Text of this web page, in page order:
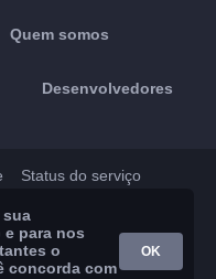
Quem somos
Desenvolvedores
Status do serviço
Google Play
sua
para nos
o
concorda com
OK